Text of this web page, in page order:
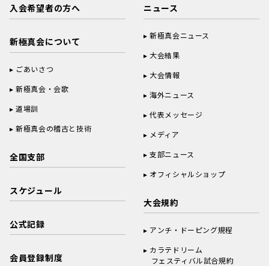
入会希望者の方へ
新極真会について
ごあいさつ
新極真会・会歌
道場訓
新極真会の稽古と技術
全国支部
スケジュール
公式記録
会員登録制度
ニュース
新極真会ニュース
大会結果
大会情報
海外ニュース
代表メッセージ
メディア
支部ニュース
オフィシャルショップ
大会規約
アンチ・ドーピング規程
カラテドリーム
フェスティバル試合規約